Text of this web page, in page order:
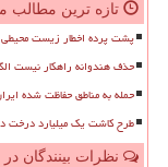
تازه ترین مطالب
پشت پرده اخطار زیست محیطی به ۱۰ هتل
حذف هندوانه راهکار نیست
حمله به مناطق حفاظت شده
طرح کاشت یک میلیارد درخت
نظرات بینندگان